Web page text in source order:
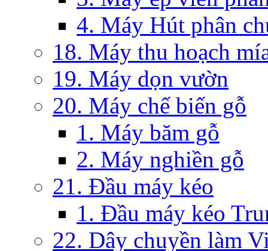
4. Máy Hút phân
18. Máy thu hoạch
19. Máy dọn vườn
20. Máy chế biến gỗ
1. Máy băm gỗ
2. Máy nghiền gỗ
21. Đầu máy kéo
1. Đầu máy kéo
22. Dây chuyền làm